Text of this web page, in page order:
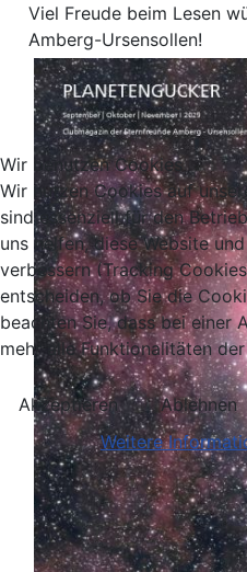
Viel Freude beim Lesen
Amberg-Ursensollen!
Wir benutzen Cookies
Wir nutzen Cookies auf
sind essenziell für den
uns helfen, diese Website
verbessern (Tracking
entscheiden, ob Sie die
beachten Sie, dass bei einer
mehr alle Funktionalitäten
Akzeptieren
Ablehnen
Weitere